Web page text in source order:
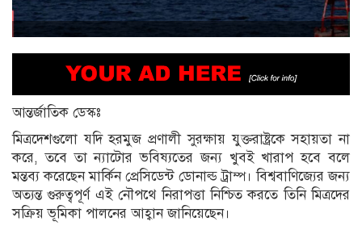
আন্তর্জাতিক ডেস্কঃ
মিত্রদেশগুলো যদি হরমুজ প্রণালী সুরক্ষায় যুক্তরাষ্ট্রকে সহায়তা না
করে, তবে তা ন্যাটোর ভবিষ্যতের জন্য খুবই খারাপ হবে বলে
মন্তব্য করেছেন মার্কিন প্রেসিডেন্ট ডোনাল্ড ট্রাম্প। বিশ্ববাণিজ্যের জন্য
অত্যন্ত গুরুত্বপূর্ণ এই নৌপথে নিরাপত্তা নিশ্চিত করতে তিনি মিত্রদের
সক্রিয় ভূমিকা পালনের আহ্বান জানিয়েছেন।